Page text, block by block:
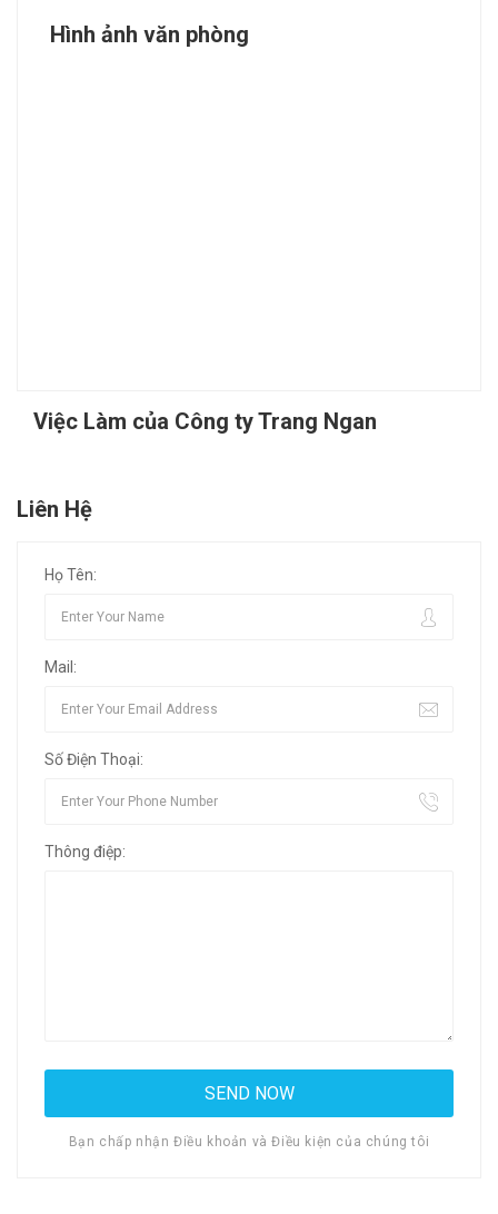
Hình ảnh văn phòng
Việc Làm của Công ty Trang Ngan
Liên Hệ
Họ Tên:
Mail:
Số Điện Thoại:
Thông điệp:
Bạn chấp nhận Điều khoản và Điều kiện của chúng tôi